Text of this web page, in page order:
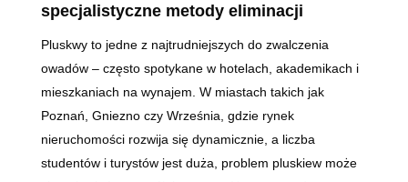
specjalistyczne metody eliminacji
Pluskwy to jedne z najtrudniejszych do zwalczenia
owadów – często spotykane w hotelach, akademikach i
mieszkaniach na wynajem. W miastach takich jak
Poznań, Gniezno czy Września, gdzie rynek
nieruchomości rozwija się dynamicznie, a liczba
studentów i turystów jest duża, problem pluskiew może